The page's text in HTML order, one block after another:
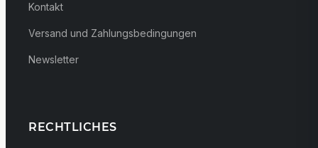
Kontakt
Versand und Zahlungsbedingungen
Newsletter
RECHTLICHES